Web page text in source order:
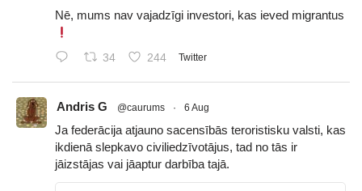
Nē, mums nav vajadzīgi investori, kas ieved migrantus
34 244 Twitter
Andris G @caurums · 6 Aug
Ja federācija atjauno sacensībās teroristisku valsti, kas
ikdienā slepkavo civiliedzīvotājus, tad no tās ir
jāizstājas vai jāaptur darbība tajā.